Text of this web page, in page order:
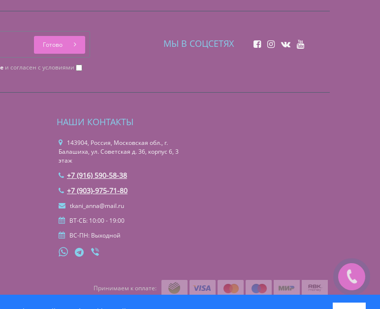
и согласен с условиями
Готово МЫ В СОЦСЕТЯХ
НАШИ КОНТАКТЫ
143904, Россия, Московская обл., г.
Балашиха, ул. Советская д. 36, корпус 6, 3
этаж
+7 (916) 590-58-38
+7 (903)-975-71-80
tkani_anna@mail.ru
ВТ-СБ: 10:00 - 19:00
ВС-ПН: Выходной
Принимаем к оплате: